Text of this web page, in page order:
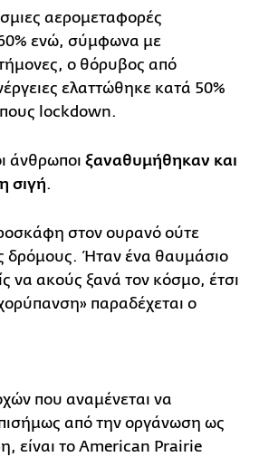
αερομεταφορές
ενώ, σύμφωνα με
ο θόρυβος από
ελαττώθηκε κατά 50%
lockdown.
άνθρωποι ξαναθυμήθηκαν και
σιγή.
στον ουρανό ούτε
δρόμους. Ήταν ένα θαυμάσιο
να ακούς ξανά τον κόσμο, έτσι
παραδέχεται ο
που αναμένεται να
από την οργάνωση ως
είναι το American Prairie